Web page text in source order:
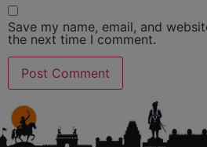
Save my name, email, and
the next time I comment.